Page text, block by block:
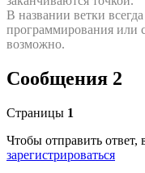
В названии ветки
программирования или
возможно.
Сообщения 2
Страницы 1
Чтобы отправить
зарегистрироваться